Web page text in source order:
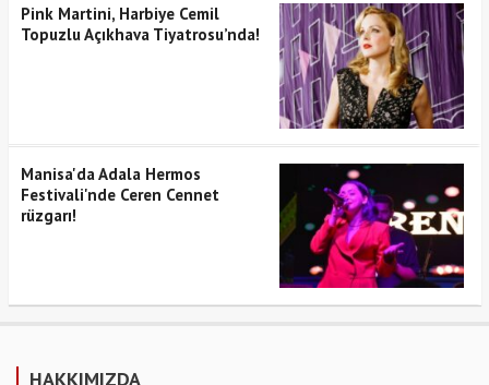
Pink Martini, Harbiye Cemil
Topuzlu Açıkhava Tiyatrosu’nda!
Manisa'da Adala Hermos
Festivali'nde Ceren Cennet
rüzgarı!
HAKKIMIZDA